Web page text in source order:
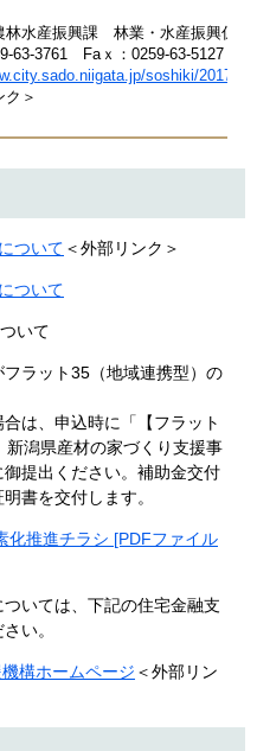
水産振興課 林業・水産振興係
63-3761 Faｘ：0259-63-5127
soshiki/2017/
ク＞
ついて ＜外部リンク＞
ついて
いて
ラット35（地域連携型）の
は、申込時に「【フラット
潟県産材の家づくり支援事
提出ください。補助金交付
書を交付します。
推進チラシ [PDFファイル
いては、下記の住宅金融支
い。
構ホームページ ＜外部リン